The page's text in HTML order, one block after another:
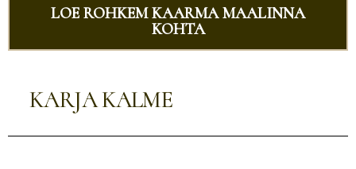
LOE ROHKEM KAARMA MAALINNA
KOHTA
KARJA KALME